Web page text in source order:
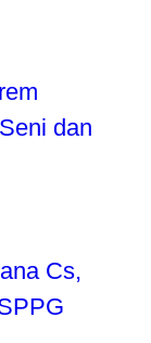
dan
Cs,